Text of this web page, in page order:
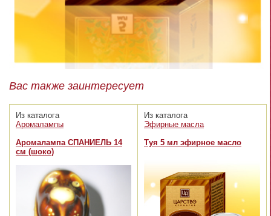
Вас также заинтересует
Из каталога
Аромалампы
Аромалампа СПАНИЕЛЬ 14
см (шоко)
Из каталога
Эфирные масла
Туя 5 мл эфирное масло